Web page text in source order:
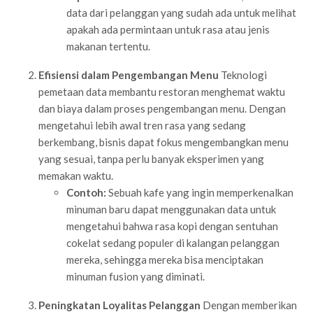
data dari pelanggan yang sudah ada untuk melihat
apakah ada permintaan untuk rasa atau jenis
makanan tertentu.
Efisiensi dalam Pengembangan Menu Teknologi
pemetaan data membantu restoran menghemat waktu
dan biaya dalam proses pengembangan menu. Dengan
mengetahui lebih awal tren rasa yang sedang
berkembang, bisnis dapat fokus mengembangkan menu
yang sesuai, tanpa perlu banyak eksperimen yang
memakan waktu.
Contoh: Sebuah kafe yang ingin memperkenalkan
minuman baru dapat menggunakan data untuk
mengetahui bahwa rasa kopi dengan sentuhan
cokelat sedang populer di kalangan pelanggan
mereka, sehingga mereka bisa menciptakan
minuman fusion yang diminati.
Peningkatan Loyalitas Pelanggan Dengan memberikan